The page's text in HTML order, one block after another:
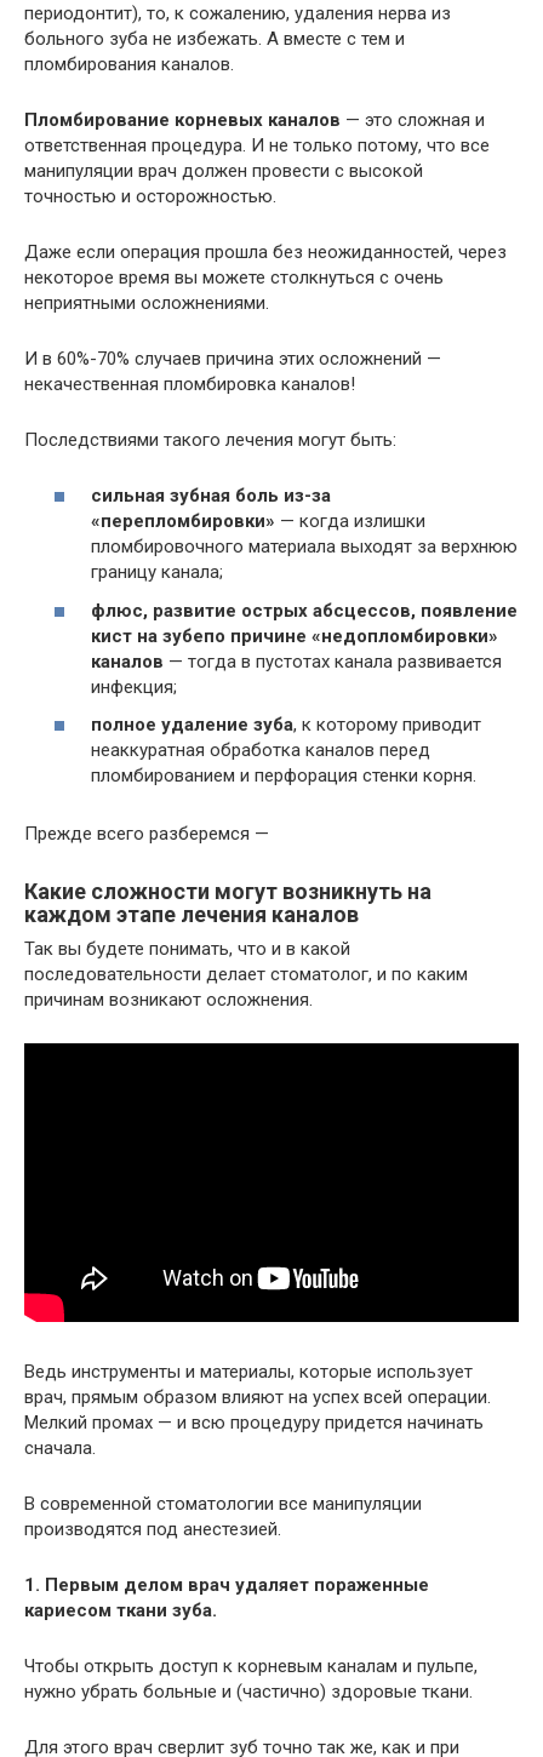
периодонтит), то, к сожалению, удаления нерва из
больного зуба не избежать. А вместе с тем и
пломбирования каналов.
Пломбирование корневых каналов — это сложная и
ответственная процедура. И не только потому, что все
манипуляции врач должен провести с высокой
точностью и осторожностью.
Даже если операция прошла без неожиданностей, через
некоторое время вы можете столкнуться с очень
неприятными осложнениями.
И в 60%-70% случаев причина этих осложнений —
некачественная пломбировка каналов!
Последствиями такого лечения могут быть:
сильная зубная боль из-за
«перепломбировки» — когда излишки
пломбировочного материала выходят за верхнюю
границу канала;
флюс, развитие острых абсцессов, появление
кист на зубепо причине «недопломбировки»
каналов — тогда в пустотах канала развивается
инфекция;
полное удаление зуба, к которому приводит
неаккуратная обработка каналов перед
пломбированием и перфорация стенки корня.
Прежде всего разберемся —
Какие сложности могут возникнуть на
каждом этапе лечения каналов
Так вы будете понимать, что и в какой
последовательности делает стоматолог, и по каким
причинам возникают осложнения.
Ведь инструменты и материалы, которые использует
врач, прямым образом влияют на успех всей операции.
Мелкий промах — и всю процедуру придется начинать
сначала.
В современной стоматологии все манипуляции
производятся под анестезией.
1. Первым делом врач удаляет пораженные
кариесом ткани зуба.
Чтобы открыть доступ к корневым каналам и пульпе,
нужно убрать больные и (частично) здоровые ткани.
Для этого врач сверлит зуб точно так же, как и при